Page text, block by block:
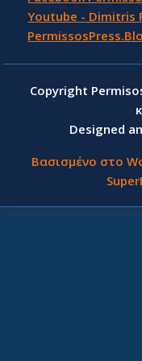
Youtube - Dimitris
Copyright
Designed
Βασισμένο στο